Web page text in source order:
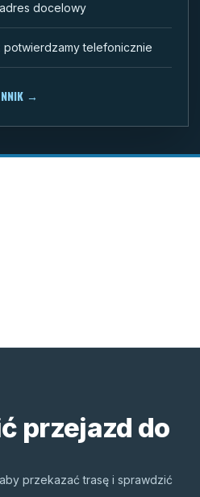
docelowy
potwierdzamy telefonicznie
→
przejazd do
przekazać trasę i sprawdzić